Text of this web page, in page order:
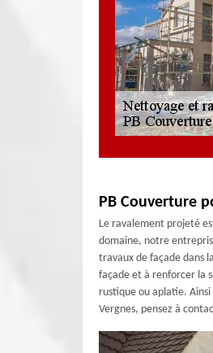
PB Couverture
Le ravalement projeté
domaine, notre
travaux de façade dans
façade et à renforcer la
rustique ou aplatie.
Vergnes, pensez à